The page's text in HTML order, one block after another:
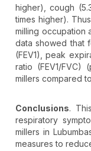
higher), cough
times higher).
milling occupation
data showed that
(FEV1), peak
ratio (FEV1/FVC)
millers compared
Conclusions.
respiratory
millers in
measures to